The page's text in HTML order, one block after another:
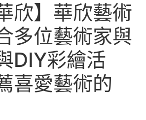
欣】華欣藝術
多位藝術家與
DIY彩繪活
喜愛藝術的